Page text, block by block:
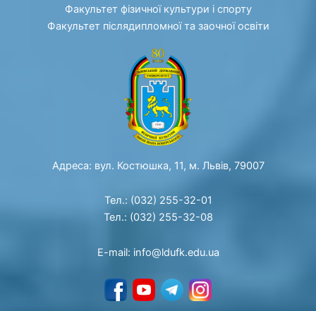
Факультет фізичної культури і спорту
Факультет післядипломної та заочної освіти
Адреса: вул. Костюшка, 11, м. Львів, 79007
Тел.: (032) 255-32-01
Тел.: (032) 255-32-08
E-mail: info@ldufk.edu.ua